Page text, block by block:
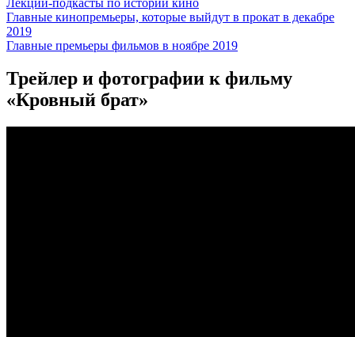
Главные кинопремьеры, которые выйдут в прокат в декабре
2019
Главные премьеры фильмов в ноябре 2019
Трейлер и фотографии к фильму
«Кровный брат»